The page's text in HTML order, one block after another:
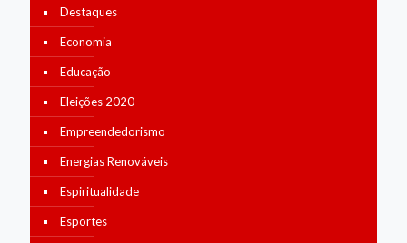
Destaques
Economia
Educação
Eleições 2020
Empreendedorismo
Energias Renováveis
Espiritualidade
Esportes